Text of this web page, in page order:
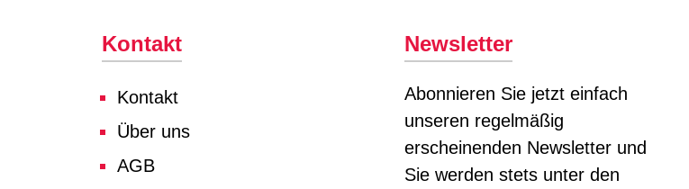
Kontakt
Kontakt
Über uns
AGB
Newsletter
Abonnieren Sie jetzt einfach
unseren regelmäßig
erscheinenden Newsletter und
Sie werden stets unter den